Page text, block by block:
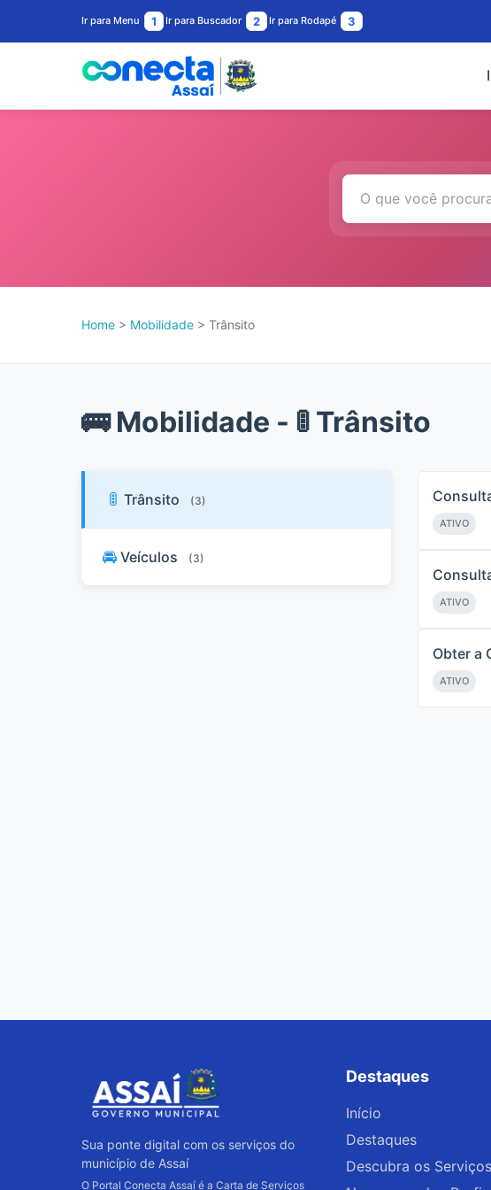
Ir para Menu 1 Ir para Buscador 2 Ir para Rodapé 3
Home > Mobilidade > Trânsito
🚌 Mobilidade - 🚦 Trânsito
🚦 Trânsito (3)
🚘 Veículos (3)
ATIVO
ATIVO
Obter a
ATIVO
Sua ponte digital com os serviços do
município de Assaí
O Portal Conecta Assaí é a Carta de Serviços
Destaques
Início
Destaques
Descubra os Serviços